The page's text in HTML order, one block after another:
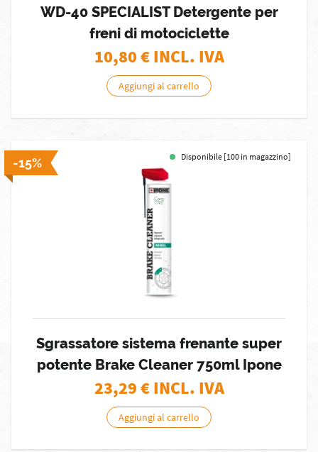
WD-40 SPECIALIST Detergente per
freni di motociclette
10,80€ INCL. IVA
Aggiungi al carrello
-15% Disponibile [100 in magazzino]
Sgrassatore sistema frenante super
potente Brake Cleaner 750ml Ipone
23,29€ INCL. IVA
Aggiungi al carrello